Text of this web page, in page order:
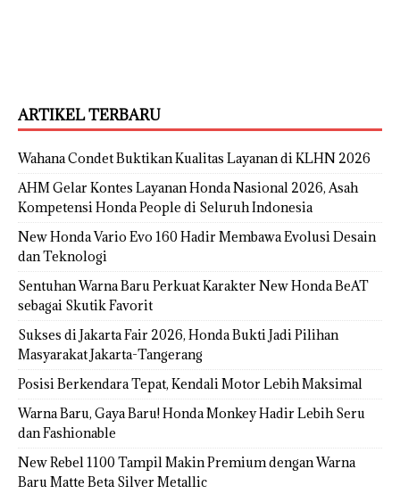
ARTIKEL TERBARU
Wahana Condet Buktikan Kualitas Layanan di KLHN 2026
AHM Gelar Kontes Layanan Honda Nasional 2026, Asah
Kompetensi Honda People di Seluruh Indonesia
New Honda Vario Evo 160 Hadir Membawa Evolusi Desain
dan Teknologi
Sentuhan Warna Baru Perkuat Karakter New Honda BeAT
sebagai Skutik Favorit
Sukses di Jakarta Fair 2026, Honda Bukti Jadi Pilihan
Masyarakat Jakarta-Tangerang
Posisi Berkendara Tepat, Kendali Motor Lebih Maksimal
Warna Baru, Gaya Baru! Honda Monkey Hadir Lebih Seru
dan Fashionable
New Rebel 1100 Tampil Makin Premium dengan Warna
Baru Matte Beta Silver Metallic